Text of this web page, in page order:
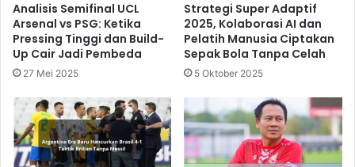
Analisis Semifinal UCL
Arsenal vs PSG: Ketika
Pressing Tinggi dan Build-
Up Cair Jadi Pembeda
27 Mei 2025
Strategi Super Adaptif
2025, Kolaborasi AI dan
Pelatih Manusia Ciptakan
Sepak Bola Tanpa Celah
5 Oktober 2025